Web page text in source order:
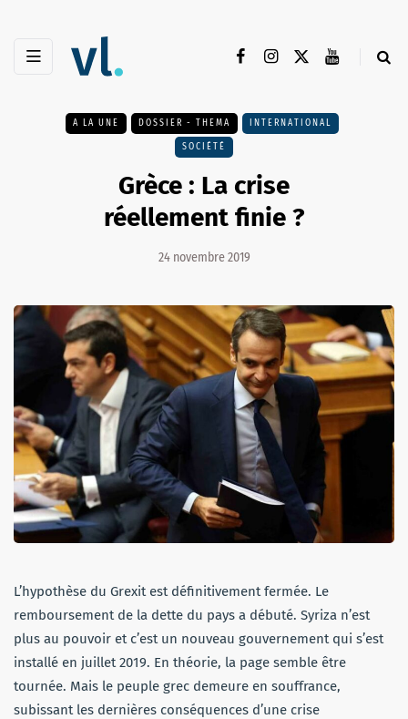
A LA UNE DOSSIER - THEMA INTERNATIONAL
SOCIÉTÉ
Grèce : La crise
réellement finie ?
24 novembre 2019
L’hypothèse du Grexit est définitivement fermée. Le
remboursement de la dette du pays a débuté. Syriza n’est
plus au pouvoir et c’est un nouveau gouvernement qui s’est
installé en juillet 2019. En théorie, la page semble être
tournée. Mais le peuple grec demeure en souffrance,
subissant les dernières conséquences d’une crise